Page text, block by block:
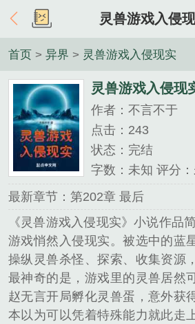
灵兽游戏入侵
首页 > 异界 > 灵兽游戏入侵现实
灵兽游戏入侵现
作者：不言不于
点击：243
状态：完结
字数：未知 评分
最新章节：第202章 最后
《灵兽游戏入侵现实》小说作品
游戏悄然入侵现实。被选中的蓝
操纵灵兽杀怪、探索、收集资源
最神奇的是，游戏里的灵兽居然
赵无言开局孵化灵兽蛋，意外获
本以为可以凭着特殊能力就此走